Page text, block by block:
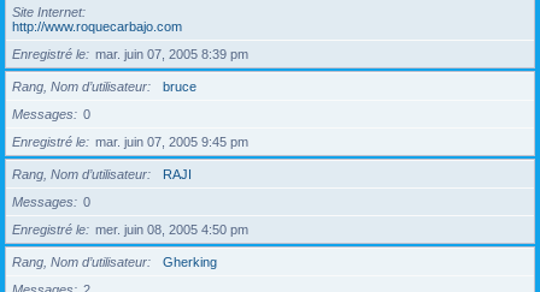
Site Internet
http://www.roquecarbajo.com
Enregistré le
mar. juin 07, 2005 8:39 pm
Rang, Nom d’utilisateur
bruce
Messages
0
Enregistré le
mar. juin 07, 2005 9:45 pm
Rang, Nom d’utilisateur
RAJI
Messages
0
Enregistré le
mer. juin 08, 2005 4:50 pm
Rang, Nom d’utilisateur
Gherking